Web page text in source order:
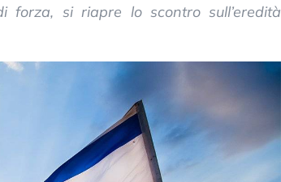
forza, si riapre lo scontro sull’eredità